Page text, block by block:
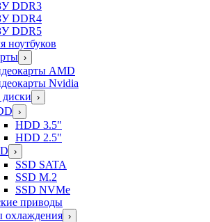
DDR3
DDR4
DDR5
ноутбуков
›
AMD
Nvidia
›
›
HDD 3.5"
HDD 2.5"
›
SSD SATA
SSD M.2
SSD NVMe
приводы
охлаждения ›